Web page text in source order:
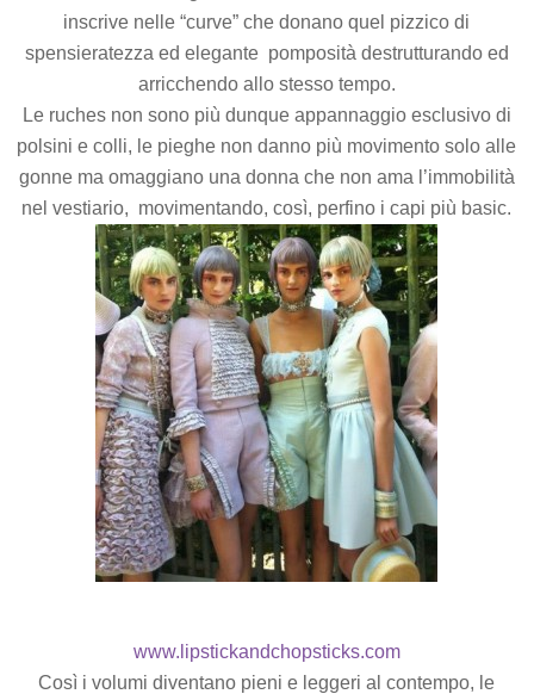
inscrive nelle “curve” che donano quel pizzico di
spensieratezza ed elegante pomposità destrutturando ed
arricchendo allo stesso tempo.
Le ruches non sono più dunque appannaggio esclusivo di
polsini e colli, le pieghe non danno più movimento solo alle
gonne ma omaggiano una donna che non ama l’immobilità
nel vestiario, movimentando, così, perfino i capi più basic.
www.lipstickandchopsticks.com
Così i volumi diventano pieni e leggeri al contempo, le